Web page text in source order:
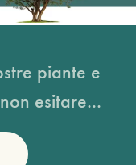
piante e
esitare...